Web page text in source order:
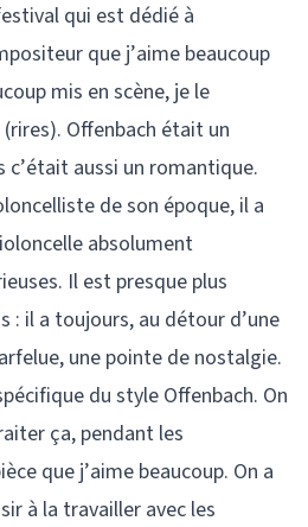
qui est dédié à
que j’aime beaucoup
mis en scène, je le
Offenbach était un
c’était aussi un romantique.
de son époque, il a
absolument
Il est presque plus
: il a toujours, au détour d’une
une pointe de nostalgie.
du style Offenbach. On
ça, pendant les
que j’aime beaucoup. On a
à la travailler avec les